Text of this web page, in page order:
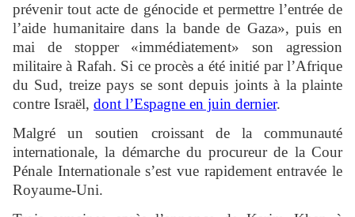
prévenir tout acte de génocide et permettre l’entrée de
l’aide humanitaire dans la bande de Gaza», puis en
mai de stopper «immédiatement» son agression
militaire à Rafah. Si ce procès a été initié par l’Afrique
du Sud, treize pays se sont depuis joints à la plainte
contre Israël, dont l’Espagne en juin dernier.
Malgré un soutien croissant de la communauté
internationale, la démarche du procureur de la Cour
Pénale Internationale s’est vue rapidement entravée le
Royaume-Uni.